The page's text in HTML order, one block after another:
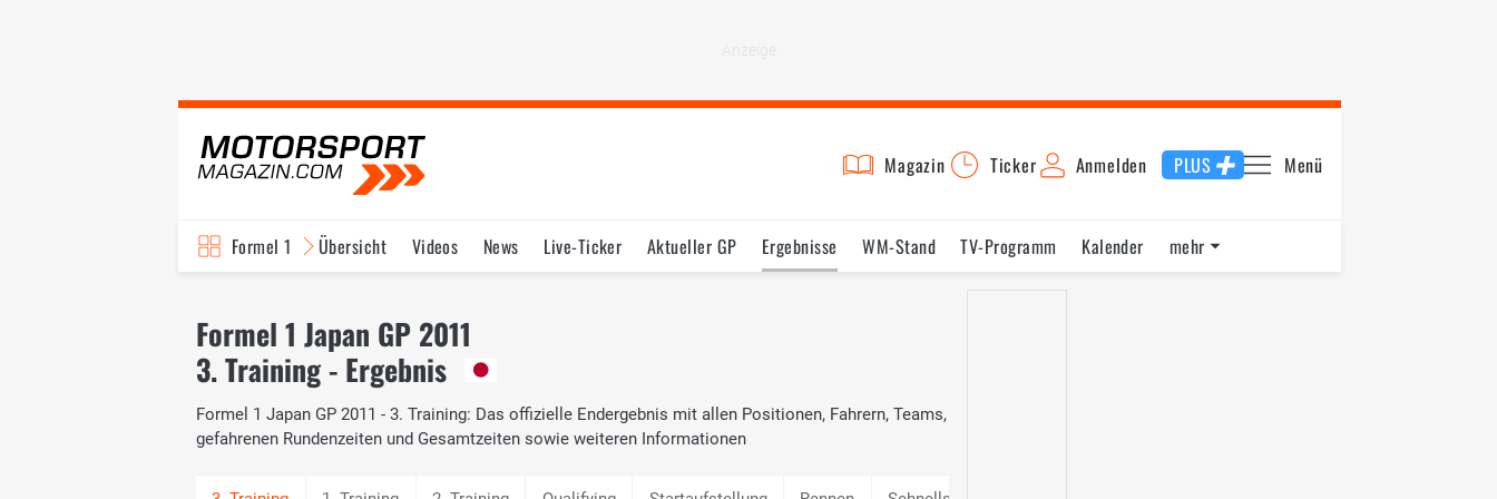
Magazin Ticker Anmelden PLUS Menü
Formel 1 Übersicht Videos News Live-Ticker Aktueller GP Ergebnisse WM-Stand TV-Programm
Kalender
mehr
Formel 1 Japan GP 2011
3. Training - Ergebnis
Formel 1 Japan GP 2011 - 3. Training: Das offizielle Endergebnis mit allen Positionen, Fahrern, Teams,
gefahrenen Rundenzeiten und Gesamtzeiten sowie weiteren Informationen